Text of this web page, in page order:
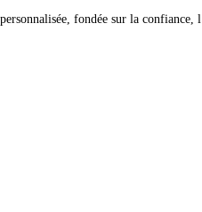
fondée sur la confiance,